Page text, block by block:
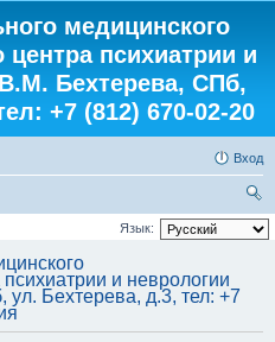
медицинского
центра психиатрии и
Бехтерева, СПб,
+7 (812) 670-02-20
Вход
ои
Язык:
и неврологии
Бехтерева, д.3, тел: +7